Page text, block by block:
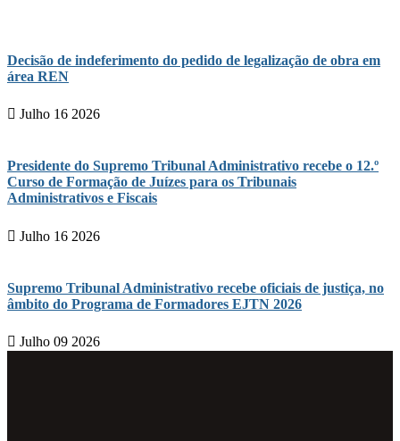
Decisão de indeferimento do pedido de legalização de obra em
área REN
Julho 16 2026
Presidente do Supremo Tribunal Administrativo recebe o 12.º
Curso de Formação de Juízes para os Tribunais
Administrativos e Fiscais
Julho 16 2026
Supremo Tribunal Administrativo recebe oficiais de justiça, no
âmbito do Programa de Formadores EJTN 2026
Julho 09 2026